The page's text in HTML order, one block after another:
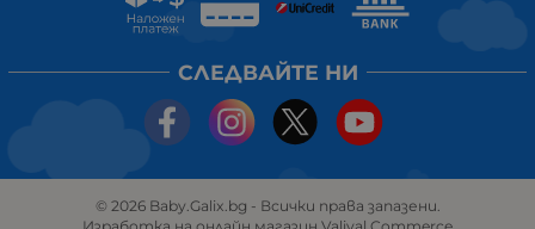
СЛЕДВАЙТЕ НИ
© 2026 Baby.Galix.bg - Всички права запазени.